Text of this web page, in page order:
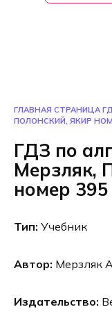
ГЛАВНАЯ СТРАНИЦА
ПОЛОНСКИЙ, ЯКИР
ГДЗ по
Мерзляк,
номер 395
Тип: Учебник
Автор: Мерзляк
Издательство: